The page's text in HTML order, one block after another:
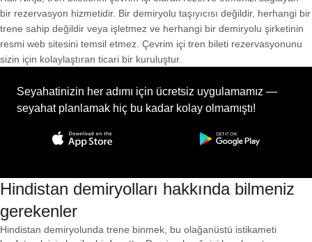
bir rezervasyon hizmetidir. Bir demiryolu taşıyıcısı değildir, herhangi bir
trene sahip değildir veya işletmez ve herhangi bir demiryolu şirketinin
resmi web sitesini temsil etmez. Çevrim içi tren bileti rezervasyonunu
sizin için kolaylaştıran ticari bir kuruluştur.
Seyahatinizin her adımı için ücretsiz uygulamamız —
seyahat planlamak hiç bu kadar kolay olmamıştı!
Hindistan demiryolları hakkında bilmeniz
gerekenler
Hindistan demiryolunda trene binmek, bu olağanüstü istikameti